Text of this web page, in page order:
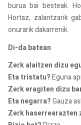
burua bai besteak.
Hortaz, zalantzarik
onurarik dakarrenik.
Di-da batean
Zerk alaitzen dizu
Eta tristatu?Eguna
Zerk eragiten dizu
Eta negarra?Gauza
Zerk haserrearazten